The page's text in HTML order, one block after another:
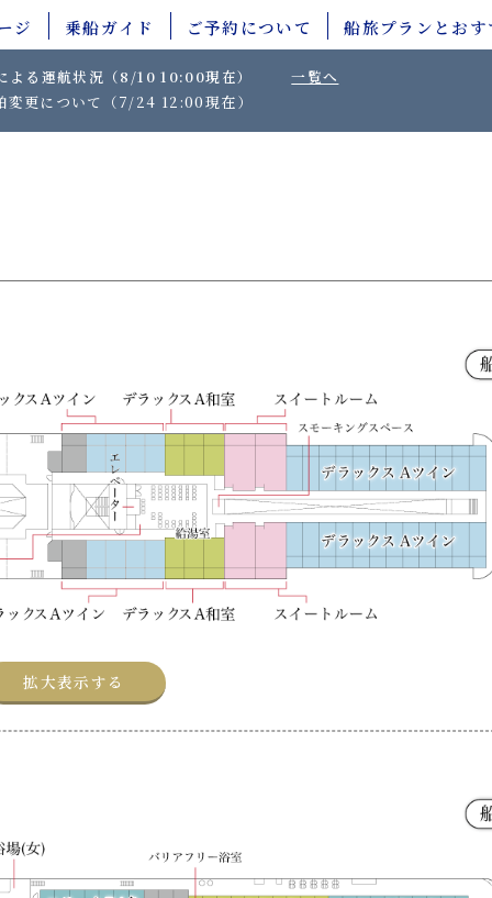
ジ 乗船ガイド ご予約について
– インターネット
– 窓口購入
– ネットバンキング支払い
船旅プランとお
よる運航状況（8/10 10:00現在）
一覧へ
変更について（7/24 12:00現在）
拡大表示する